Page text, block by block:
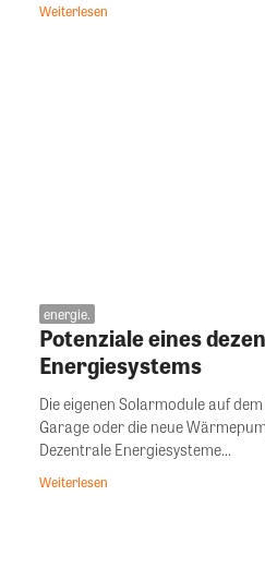
Weiterlesen
energie.
Potenziale eines
Energiesystems
Die eigenen Solarmodule auf
Garage oder die neue
Dezentrale Energiesysteme...
Weiterlesen